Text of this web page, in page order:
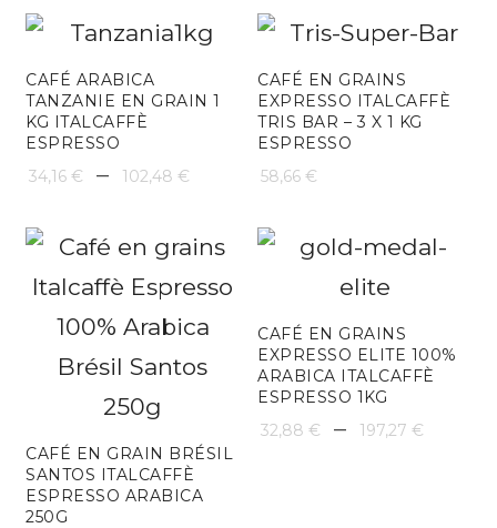
prix :
à
CAFÉ ARABICA
TANZANIE EN GRAIN 1
KG ITALCAFFÈ
ESPRESSO
34,16 € – 102,48 €
prix :
34,16 €
à
102,48 €
CAFÉ EN GRAINS
EXPRESSO ITALCAFFÈ
TRIS BAR – 3 X 1 KG
ESPRESSO
58,66 €
CAFÉ EN GRAIN BRÉSIL
SANTOS ITALCAFFÈ
ESPRESSO ARABICA
250G
CAFÉ EN GRAINS
EXPRESSO ELITE 100%
ARABICA ITALCAFFÈ
ESPRESSO 1KG
32,88 € – 197,27 €